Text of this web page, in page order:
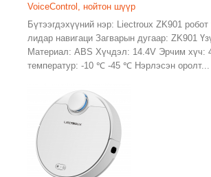
VoiceControl, нойтон шүүр
Бүтээгдэхүүний нэр: Liectroux ZK901 робот
лидар навигаци Загварын дугаар: ZK901
Материал: ABS Хүчдэл: 14.4V Эрчим хүч:
температур: -10 ℃ -45 ℃ Нэрлэсэн оролт...